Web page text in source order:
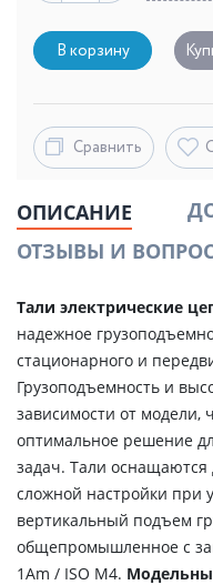
В корзину
Сравнить
ОПИСАНИЕ
ОТЗЫВЫ И
Тали электрические
надежное
стационарного и
Грузоподъемность и
зависимости от модели,
оптимальное решение
задач. Тали
сложной настройки при
вертикальный подъем
общепромышленное с
1Аm / ISO M4.